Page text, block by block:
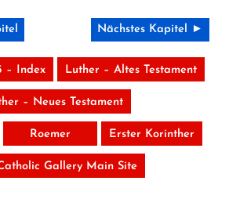
Nächstes Kapitel ►
– Index Luther – Altes Testament
– Neues Testament
Roemer Erster Korinther
Gallery Main Site